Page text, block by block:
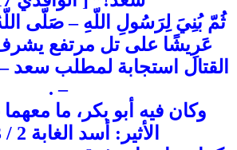
ثُمّ بُنِيَ لِرَسُولِ اللّهِ – صَلّى
عَرِيشًا على تل مرتفع
القتال استجابة لمطلب سعد
– .
وكان فيه أبو بكر، ما
الأثير: أسد الغابة 2 / 143] .